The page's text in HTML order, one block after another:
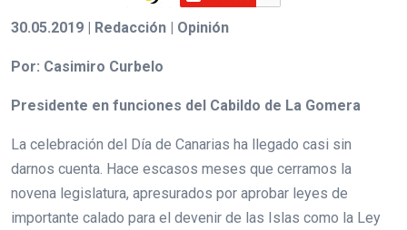
30.05.2019 | Redacción | Opinión
Por: Casimiro Curbelo
Presidente en funciones del Cabildo de La Gomera
La celebración del Día de Canarias ha llegado casi sin
darnos cuenta. Hace escasos meses que cerramos la
novena legislatura, apresurados por aprobar leyes de
importante calado para el devenir de las Islas como la Ley